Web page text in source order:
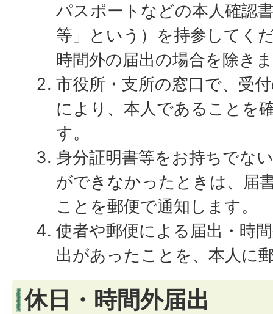
パスポートなどの本人確認
等」という）を持参してく
時間外の届出の場合を除き
市役所・支所の窓口で、受
により、本人であることを
す。
身分証明書等をお持ちでな
ができなかったときは、届
ことを郵便で通知します。
使者や郵便による届出・時
出があったことを、本人に
休日・時間外届出